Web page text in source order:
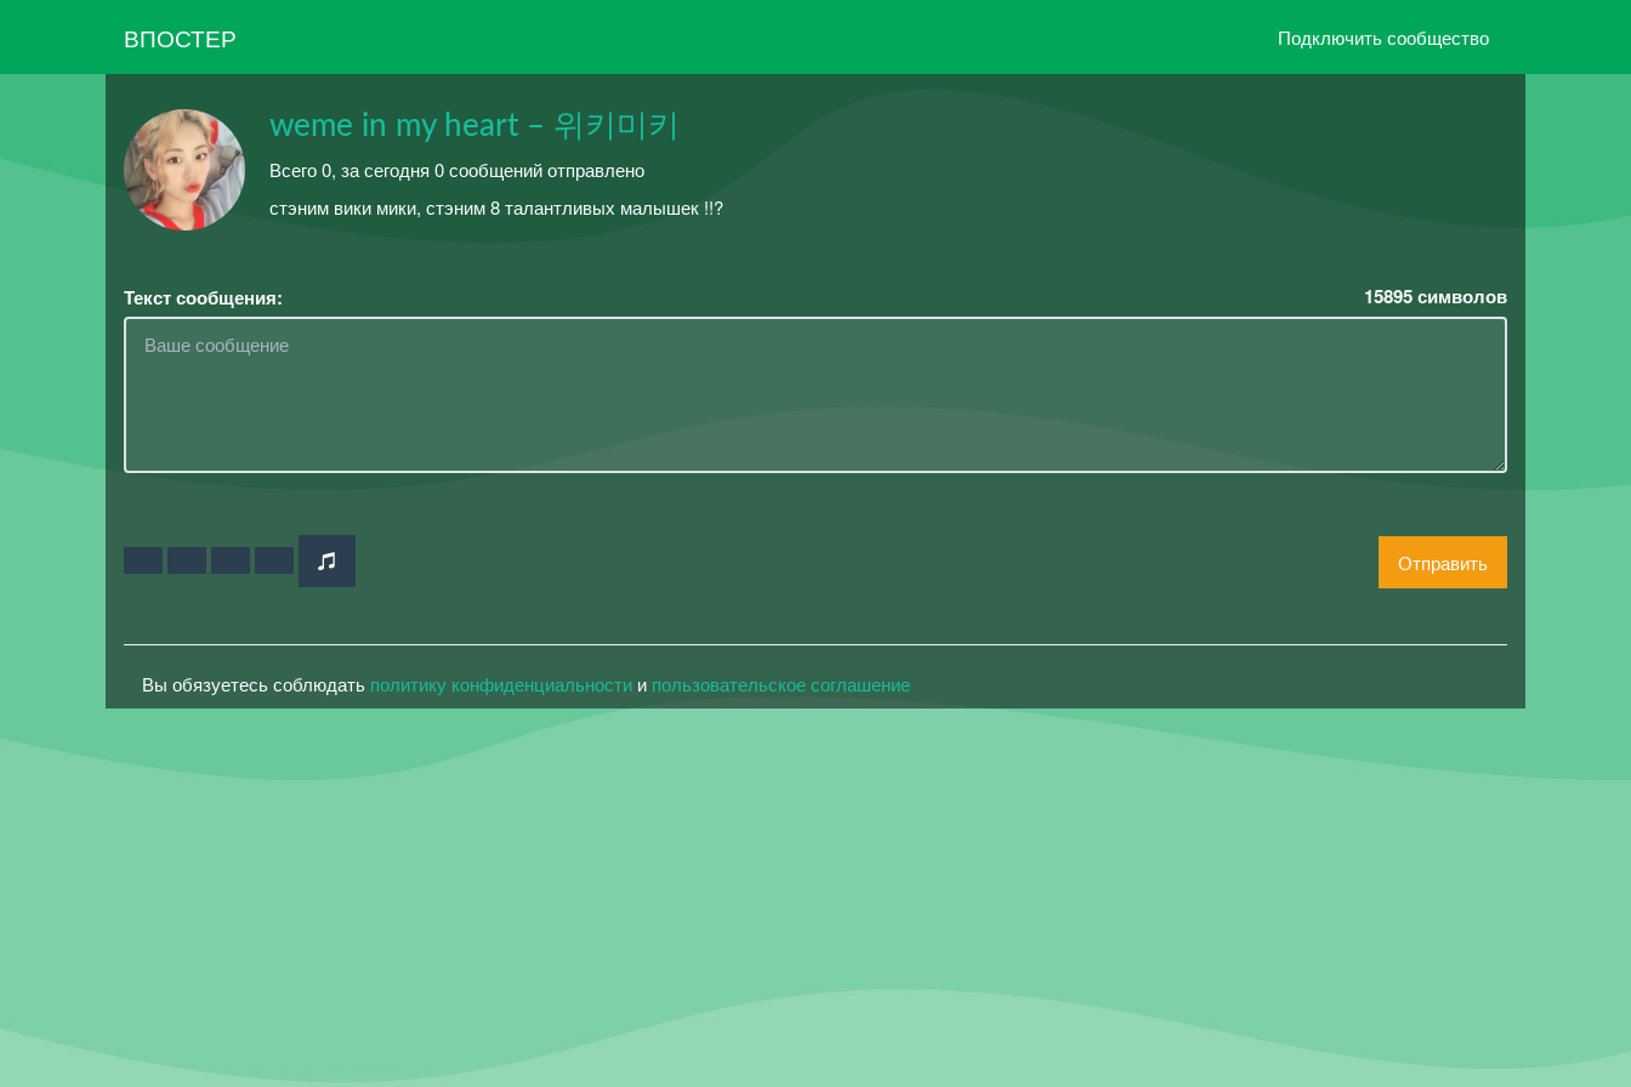
ВПОСТЕР Подключить сообщество
weme in my heart – 위키미키
Всего 0, за сегодня 0 сообщений отправлено
стэним вики мики, стэним 8 талантливых малышек !!?
Текст сообщения: 15895символов
Отправить
Вы обязуетесь соблюдать политику конфиденциальности и пользовательское соглашение